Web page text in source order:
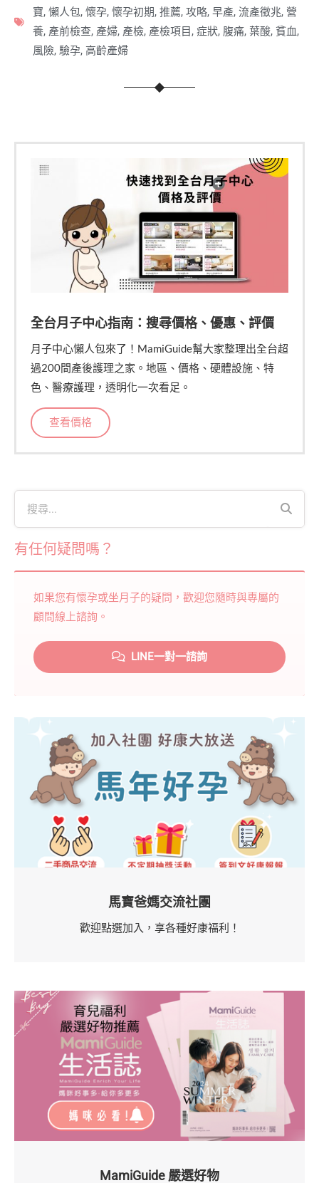
寶, 懶人包, 懷孕, 懷孕初期, 推薦, 攻略, 早產, 流產徵兆, 營
養, 產前檢查, 產婦, 產檢, 產檢項目 , 症狀, 腹痛, 葉酸, 貧血,
風險, 驗孕, 高齡產婦
全台月子中心指南：搜尋價格、優惠、評價
月子中心懶人包來了！MamiGuide幫大家整理出全台超
過200間產後護理之家。地區、價格、硬體設施、特
色、醫療護理，透明化一次看足。
查看價格
有任何疑問嗎？
如果您有懷孕或坐月子的疑問，歡迎您隨時與專屬的
顧問線上諮詢。
LINE一對一諮詢
馬寶爸媽交流社團
歡迎點選加入，享各種好康福利！
MamiGuide 嚴選好物